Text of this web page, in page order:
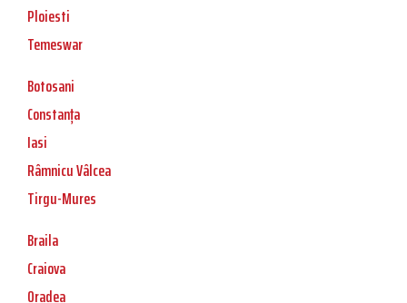
Ploiesti
Temeswar
Botosani
Constanța
Iasi
Râmnicu Vâlcea
Tirgu-Mures
Braila
Craiova
Oradea